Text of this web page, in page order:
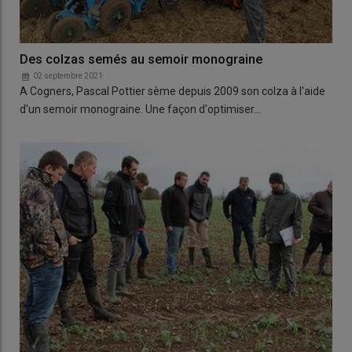
Des colzas semés au semoir monograine
02 septembre 2021
A Cogners, Pascal Pottier sème depuis 2009 son colza à l'aide
d'un semoir monograine. Une façon d'optimiser…